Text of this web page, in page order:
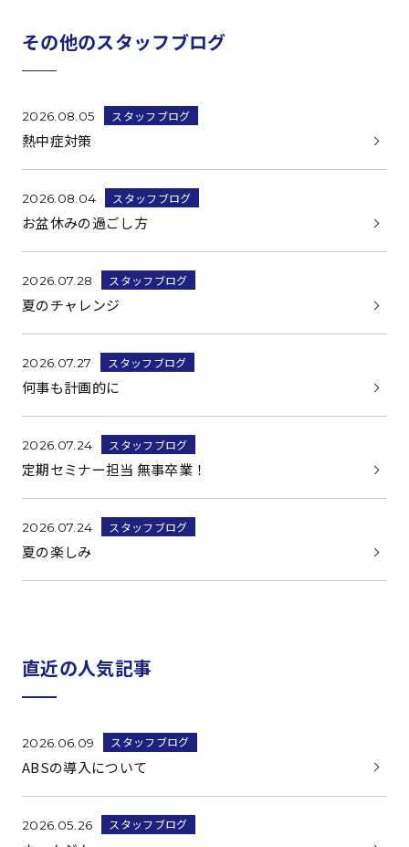
その他のスタッフブログ
2026.08.05 スタッフブログ
熱中症対策
2026.08.04 スタッフブログ
お盆休みの過ごし方
2026.07.28 スタッフブログ
夏のチャレンジ
2026.07.27 スタッフブログ
何事も計画的に
2026.07.24 スタッフブログ
定期セミナー担当 無事卒業！
2026.07.24 スタッフブログ
夏の楽しみ
直近の人気記事
2026.06.09 スタッフブログ
ABSの導入について
2026.05.26 スタッフブログ